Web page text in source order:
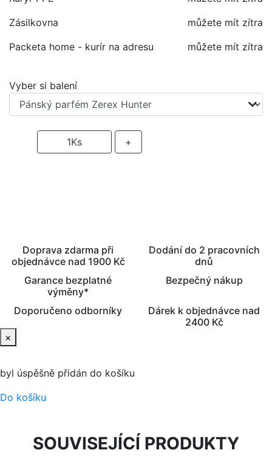
Zásilkovna
můžete mít zítra
Packeta home - kurír na adresu
můžete mít zítra
Vyber si balení
1Ks +
Doprava zdarma při
objednávce nad 1900 Kč
Dodání do 2 pracovních
dnů
Garance bezplatné
výměny*
Bezpečný nákup
Doporučeno odborníky
Dárek k objednávce nad
2400 Kč
×
byl úspěšně přidán do košíku
Do košíku
SOUVISEJÍCÍ PRODUKTY